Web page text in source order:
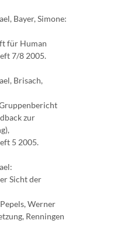
Bayer, Simone:
für Human
7/8 2005.
Brisach,
zur
5 2005.
Sicht der
Werner
Renningen